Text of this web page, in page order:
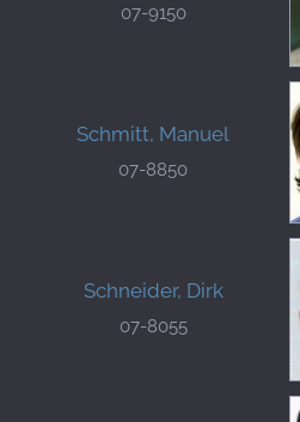
07-9150
Schmitt, Manuel
07-8850
Schneider, Dirk
07-8055